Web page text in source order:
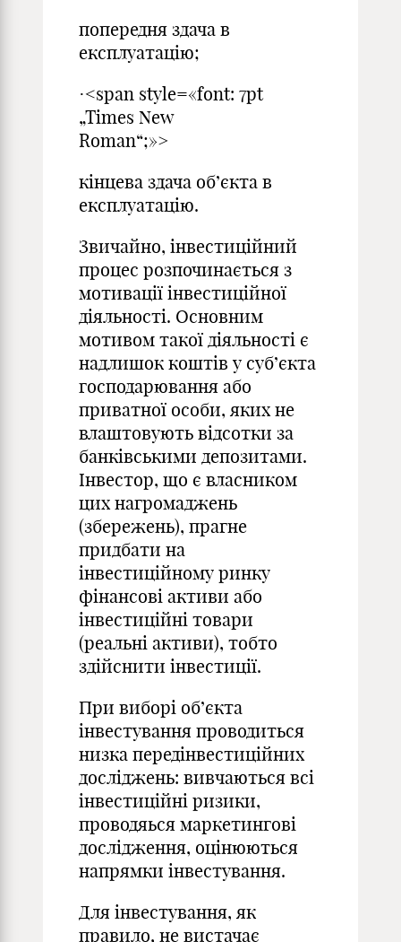
попередня здача в
експлуатацію;
·<span style=«font: 7pt
„Times New
Roman“;»>
кінцева здача об’єкта в
експлуатацію.
Звичайно, інвестиційний
процес розпочинається з
мотивації інвестиційної
діяльності. Основним
мотивом такої діяльності є
надлишок коштів у суб’єкта
господарювання або
приватної особи, яких не
влаштовують відсотки за
банківськими депозитами.
Інвестор, що є власником
цих нагромаджень
(збережень), прагне
придбати на
інвестиційному ринку
фінансові активи або
інвестиційні товари
(реальні активи), тобто
здійснити інвестиції.
При виборі об’єкта
інвестування проводиться
низка передінвестиційних
досліджень: вивчаються всі
інвестиційні ризики,
проводяься маркетингові
дослідження, оцінюються
напрямки інвестування.
Для інвестування, як
правило, не вистачає